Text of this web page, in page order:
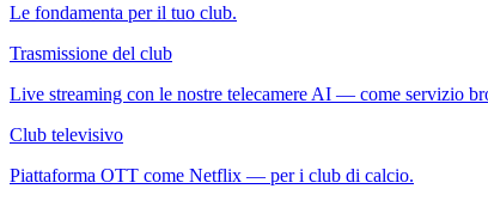
Le fondamenta per il tuo club.
Trasmissione del club
Live streaming con le nostre telecamere AI — come servizio
Club televisivo
Piattaforma OTT come Netflix — per i club di calcio.